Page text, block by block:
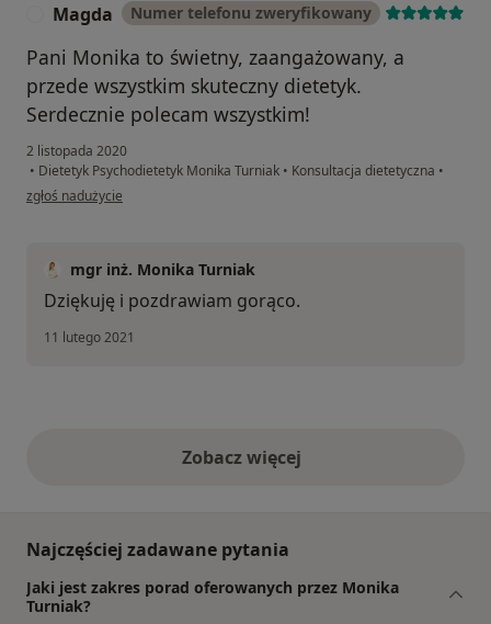
Magda Numer telefonu zweryfikowany
Pani Monika to świetny, zaangażowany, a
przede wszystkim skuteczny dietetyk.
Serdecznie polecam wszystkim!
2 listopada 2020
• Dietetyk Psychodietetyk Monika Turniak • Konsultacja dietetyczna •
w opinii użytkownika Magda
zgłoś nadużycie
mgr inż. Monika Turniak
Dziękuję i pozdrawiam gorąco.
11 lutego 2021
Zobacz więcejopinie powyżej
Najczęściej zadawane pytania
Jaki jest zakres porad oferowanych przez Monika
Turniak?